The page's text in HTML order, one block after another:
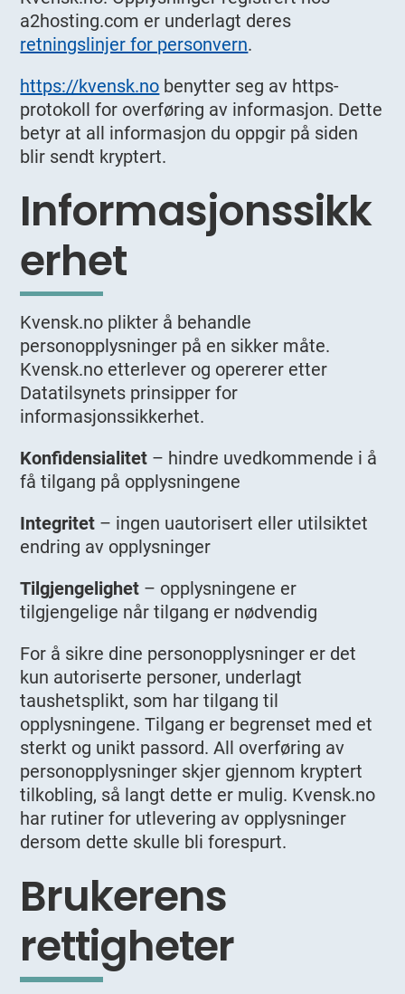
a2hosting.com er underlagt deres
retningslinjer for personvern.
https://kvensk.no benytter seg av https-
protokoll for overføring av informasjon. Dette
betyr at all informasjon du oppgir på siden
blir sendt kryptert.
Informasjonssikk
erhet
Kvensk.no plikter å behandle
personopplysninger på en sikker måte.
Kvensk.no etterlever og opererer etter
Datatilsynets prinsipper for
informasjonssikkerhet.
Konfidensialitet – hindre uvedkommende i å
få tilgang på opplysningene
Integritet – ingen uautorisert eller utilsiktet
endring av opplysninger
Tilgjengelighet – opplysningene er
tilgjengelige når tilgang er nødvendig
For å sikre dine personopplysninger er det
kun autoriserte personer, underlagt
taushetsplikt, som har tilgang til
opplysningene. Tilgang er begrenset med et
sterkt og unikt passord. All overføring av
personopplysninger skjer gjennom kryptert
tilkobling, så langt dette er mulig. Kvensk.no
har rutiner for utlevering av opplysninger
dersom dette skulle bli forespurt.
Brukerens
rettigheter